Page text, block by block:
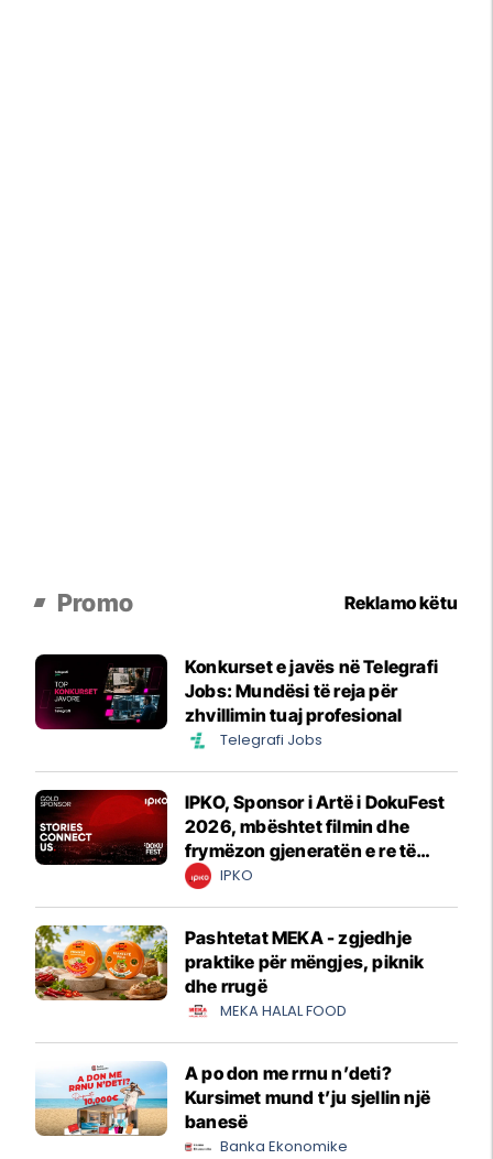
Promo Reklamo këtu
Konkurset e javës në Telegrafi
Jobs: Mundësi të reja për
zhvillimin tuaj profesional
Telegrafi Jobs
IPKO, Sponsor i Artë i DokuFest
2026, mbështet filmin dhe
frymëzon gjeneratën e re të
krijuesve
IPKO
Pashtetat MEKA - zgjedhje
praktike për mëngjes, piknik
dhe rrugë
MEKA HALAL FOOD
A po don me rrnu n’deti?
Kursimet mund t’ju sjellin një
banesë
Banka Ekonomike